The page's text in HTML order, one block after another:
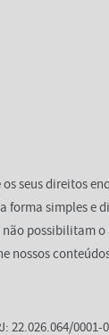
seus direitos
forma simples e
possibilitam
22.026.064/